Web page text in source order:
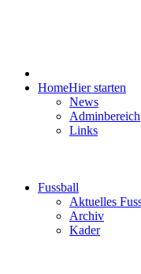
HomeHier starten
News
Adminbereich
Links
Fussball
Aktuelles
Archiv
Kader